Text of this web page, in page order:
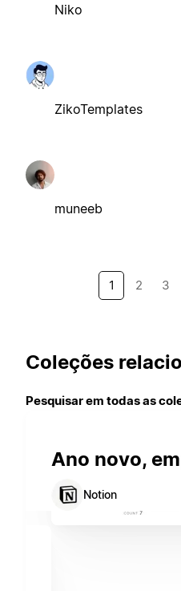
Niko
ZikoTemplates
muneeb
1 2 3
Coleções
Pesquisar em todas as
Ano novo,
Notion